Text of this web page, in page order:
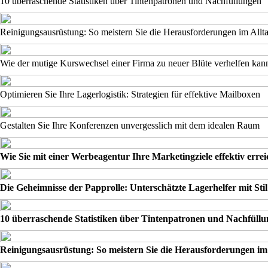
Reinigungsausrüstung: So meistern Sie die Herausforderungen im
Wie der mutige Kurswechsel einer Firma zu neuer Blüte verhelfen
Optimieren Sie Ihre Lagerlogistik: Strategien für effektive Mailboxen
Gestalten Sie Ihre Konferenzen unvergesslich mit dem idealen Raum
Wie Sie mit einer Werbeagentur Ihre Marketingziele effektiv
Die Geheimnisse der Papprolle: Unterschätzte Lagerhelfer mit Stil
10 überraschende Statistiken über Tintenpatronen und
Reinigungsausrüstung: So meistern Sie die Herausforderungen